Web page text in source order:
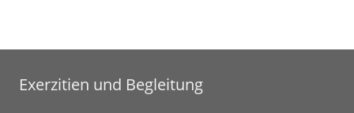
Exerzitien und Begleitung